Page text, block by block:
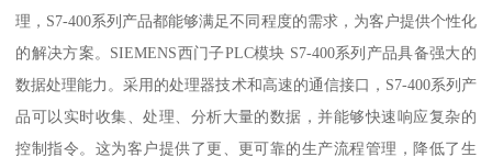
理，S7-400系列产品都能够满足不同程度的需求，为客户提供个性化
的解决方案。SIEMENS西门子PLC模块 S7-400系列产品具备强大的
数据处理能力。采用的处理器技术和高速的通信接口，S7-400系列产
品可以实时收集、处理、分析大量的数据，并能够快速响应复杂的
控制指令。这为客户提供了更、更可靠的生产流程管理，降低了生